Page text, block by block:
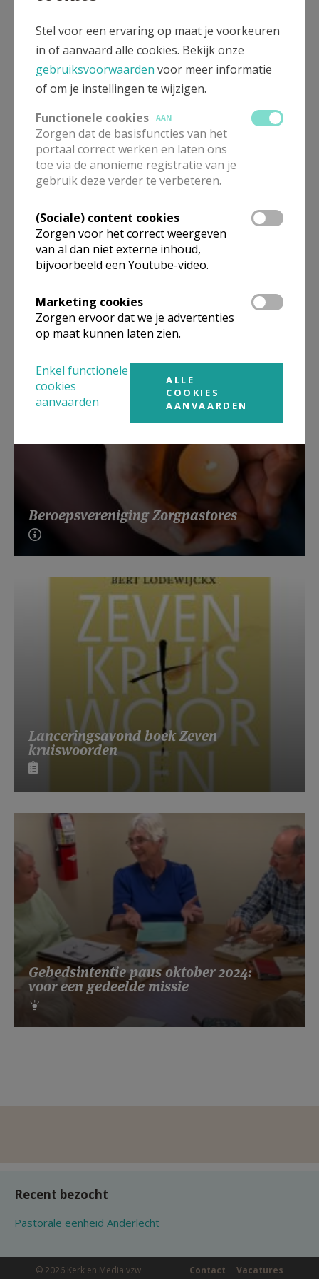
Pastorale eenheid Anderlecht
Meer
Artikel
Deel dit artikel
Lees meer
Beroepsvereniging Zorgpastores
Lanceringsavond boek Zeven
kruiswoorden
Gebedsintentie paus oktober 2024:
voor een gedeelde missie
Recent bezocht
Pastorale eenheid Anderlecht
© 2026 Kerk en Media vzw Vacatures
Contact
Stel voor een ervaring op maat je voorkeuren
in of aanvaard alle cookies. Bekijk onze
gebruiksvoorwaarden voor meer informatie
of om je instellingen te wijzigen.
Functionele cookies
AAN
Zorgen dat de basisfuncties van het
portaal correct werken en laten ons
toe via de anonieme registratie van je
gebruik deze verder te verbeteren.
(Sociale) content cookies
Zorgen voor het correct weergeven
van al dan niet externe inhoud,
bijvoorbeeld een Youtube-video.
Marketing cookies
Zorgen ervoor dat we je advertenties
op maat kunnen laten zien.
Enkel functionele
cookies
aanvaarden
ALLE
COOKIES
AANVAARDEN